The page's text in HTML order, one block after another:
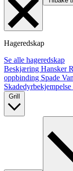
Hageredskap
Se alle hageredskap
Beskjæring Hansker
oppbinding Spade
Skadedyrbekjempelse